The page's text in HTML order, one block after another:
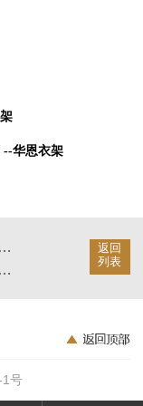
--华恩衣架
返回
列表
服装挂衣架要怎么选择？要注意哪些原则？--华恩衣架
意这几点不会再吃亏！--华恩衣架
1号